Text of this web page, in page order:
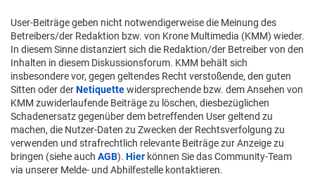
User-Beiträge geben nicht notwendigerweise die Meinung des
Betreibers/der Redaktion bzw. von Krone Multimedia (KMM) wieder.
In diesem Sinne distanziert sich die Redaktion/der Betreiber von den
Inhalten in diesem Diskussionsforum. KMM behält sich
insbesondere vor, gegen geltendes Recht verstoßende, den guten
Sitten oder derNetiquettewidersprechende bzw. dem Ansehen von
KMM zuwiderlaufende Beiträge zu löschen, diesbezüglichen
Schadenersatz gegenüber dem betreffenden User geltend zu
machen, die Nutzer-Daten zu Zwecken der Rechtsverfolgung zu
verwenden und strafrechtlich relevante Beiträge zur Anzeige zu
bringen (siehe auch AGB). Hier können Sie das Community-Team
via unserer Melde- und Abhilfestelle kontaktieren.